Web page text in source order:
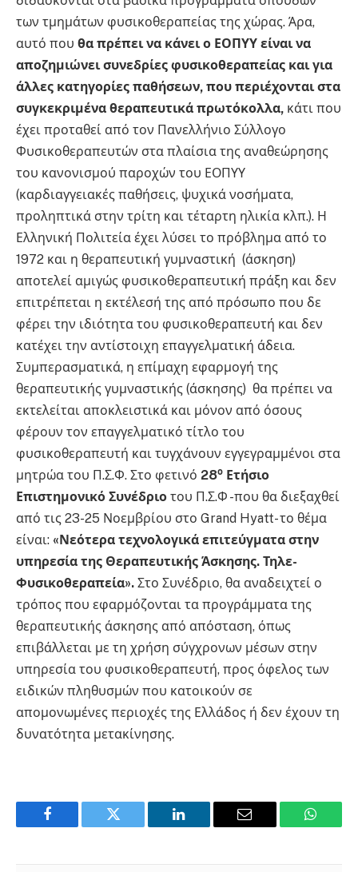
των τμημάτων φυσικοθεραπείας της χώρας. Άρα,
αυτό που θα πρέπει να κάνει ο ΕΟΠΥΥ είναι να
αποζημιώνει συνεδρίες φυσικοθεραπείας και για
άλλες κατηγορίες παθήσεων, που περιέχονται στα
συγκεκριμένα θεραπευτικά πρωτόκολλα, κάτι που
έχει προταθεί από τον Πανελλήνιο Σύλλογο
Φυσικοθεραπευτών στα πλαίσια της αναθεώρησης
του κανονισμού παροχών του ΕΟΠΥΥ
(καρδιαγγειακές παθήσεις, ψυχικά νοσήματα,
προληπτικά στην τρίτη και τέταρτη ηλικία κλπ.). Η
Ελληνική Πολιτεία έχει λύσει το πρόβλημα από το
1972 και η θεραπευτική γυμναστική (άσκηση)
αποτελεί αμιγώς φυσικοθεραπευτική πράξη και δεν
επιτρέπεται η εκτέλεσή της από πρόσωπο που δε
φέρει την ιδιότητα του φυσικοθεραπευτή και δεν
κατέχει την αντίστοιχη επαγγελματική άδεια.
Συμπερασματικά, η επίμαχη εφαρμογή της
θεραπευτικής γυμναστικής (άσκησης) θα πρέπει να
εκτελείται αποκλειστικά και μόνον από όσους
φέρουν τον επαγγελματικό τίτλο του
φυσικοθεραπευτή και τυγχάνουν εγγεγραμμένοι στα
μητρώα του Π.Σ.Φ. Στο φετινό 28ο Ετήσιο
Επιστημονικό Συνέδριο του Π.Σ.Φ -που θα διεξαχθεί
από τις 23-25 Νοεμβρίου στο Grand Hyatt- το θέμα
είναι: «Νεότερα τεχνολογικά επιτεύγματα στην
υπηρεσία της Θεραπευτικής Άσκησης. Τηλε-
Φυσικοθεραπεία». Στο Συνέδριο, θα αναδειχτεί ο
τρόπος που εφαρμόζονται τα προγράμματα της
θεραπευτικής άσκησης από απόσταση, όπως
επιβάλλεται με τη χρήση σύγχρονων μέσων στην
υπηρεσία του φυσικοθεραπευτή, προς όφελος των
ειδικών πληθυσμών που κατοικούν σε
απομονωμένες περιοχές της Ελλάδος ή δεν έχουν τη
δυνατότητα μετακίνησης.
Facebook Twitter LinkedIn Email